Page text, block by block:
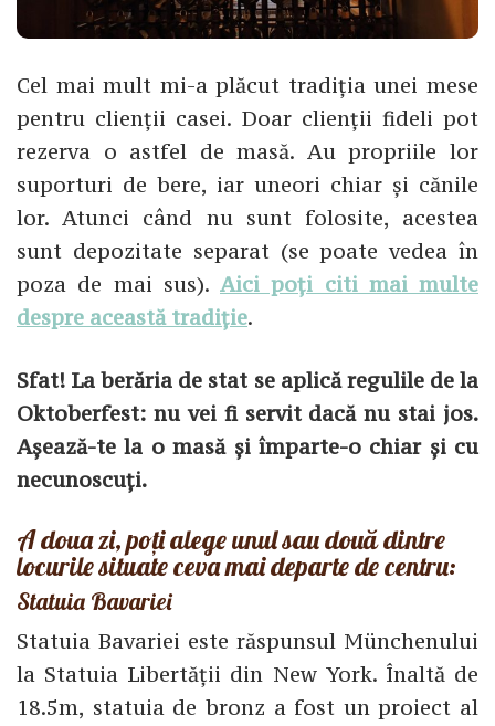
Cel mai mult mi-a plăcut tradiția unei mese
pentru clienții casei. Doar clienții fideli pot
rezerva o astfel de masă. Au propriile lor
suporturi de bere, iar uneori chiar și cănile
lor. Atunci când nu sunt folosite, acestea
sunt depozitate separat (se poate vedea în
poza de mai sus). Aici poți citi mai multe
despre această tradiție.
Sfat! La berăria de stat se aplică regulile de la
Oktoberfest: nu vei fi servit dacă nu stai jos.
Așează-te la o masă și împarte-o chiar și cu
necunoscuți.
A doua zi, poți alege unul sau două dintre
locurile situate ceva mai departe de centru:
Statuia Bavariei
Statuia Bavariei este răspunsul Münchenului
la Statuia Libertății din New York. Înaltă de
18.5m, statuia de bronz a fost un proiect al